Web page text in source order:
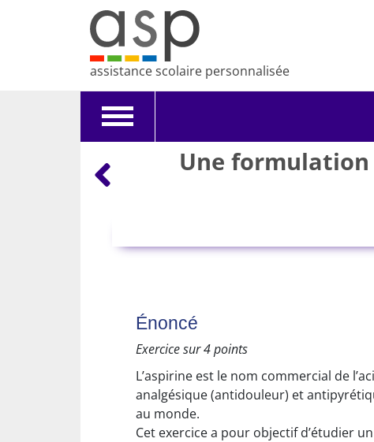
assistance scolaire personnalisée
Toggle
Une formulation
Énoncé
Exercice sur 4 points
L’aspirine est le nom commercial de
analgésique (antidouleur) et
au monde.
Cet exercice a pour objectif d’étudier